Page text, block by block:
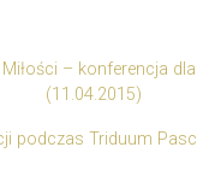
– konferencja
(11.04.2015)
podczas Triduum